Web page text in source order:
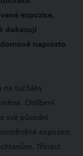
expozice,
dokazují
naprosto
na tučňáky
Oblíbení
své původní
expozice
Třináct